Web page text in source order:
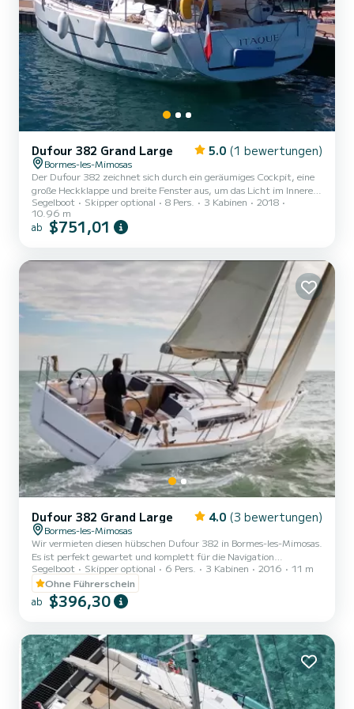
Dufour 382 Grand Large 5.0 (1 bewertungen)
Bormes-les-Mimosas
Der Dufour 382 zeichnet sich durch ein geräumiges Cockpit, eine
große Heckklappe und breite Fenster aus, um das Licht im Inneren
zu optimieren. Im Inneren wurde besonderer Wert auf Design und
Ausstattung gelegt, um den Erwartungen aller befragten Kunden
während der Entwicklungsphase gerecht zu werden. Das Ergebnis
das Sie überzeugen und Ihnen Leistung und Komfor...
Segelboot Skipper optional 8 Pers. 3 Kabinen
2018
10.96 m
ab $751,01
Dufour 382 Grand Large 4.0 (3 bewertungen)
Bormes-les-Mimosas
Wir vermieten diesen hübschen Dufour 382 in Bormes-les-Mimosas.
Es ist perfekt gewartet und komplett für die Navigation
ausgestattet. Es ist ein sehr angenehmes Segelboot zum Wohnen
und sehr praktisch für die Navigation.
Segelboot Skipper optional 6 Pers. 3 Kabinen 2016
11 m
Ohne Führerschein
ab $396,30